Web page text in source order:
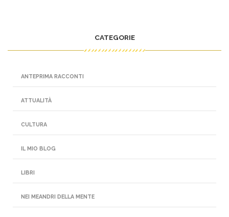
CATEGORIE
ANTEPRIMA RACCONTI
ATTUALITÀ
CULTURA
IL MIO BLOG
LIBRI
NEI MEANDRI DELLA MENTE